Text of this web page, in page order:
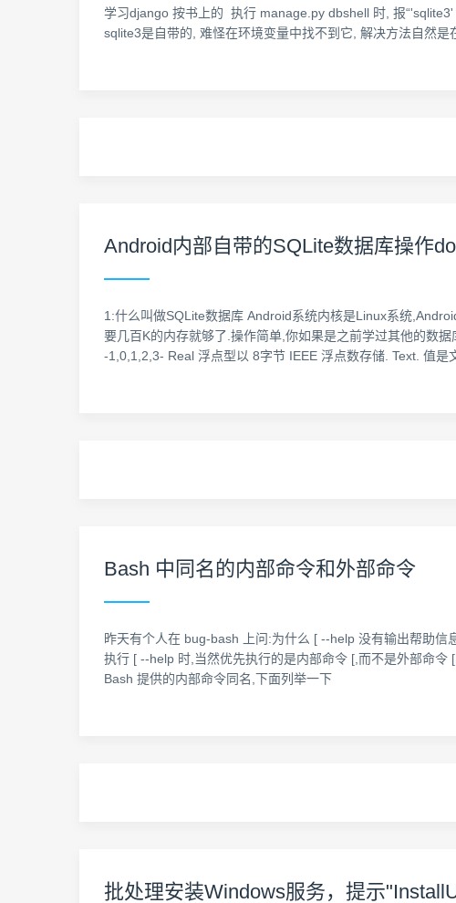
学习django 按书上的 执行 manage.py dbshell 时, 报
sqlite3是自带的, 难怪在环境变量中找不到它, 解决方法自然
Android内部自带的SQLite数据库操作
1:什么叫做SQLite数据库 Android系统内核是Linux系统
要几百K的内存就够了.操作简单,你如果是之前学过其他的数
-1,0,1,2,3- Real 浮点型以 8字节 IEEE 浮点数存储. Text. 值是
Bash 中同名的内部命令和外部命令
昨天有个人在 bug-bash 上问:为什么 [ --help 没有输出帮助
执行 [ --help 时,当然优先执行的是内部命令 [,而不是外部命
Bash 提供的内部命令同名,下面列举一下
批处理安装Windows服务，提示